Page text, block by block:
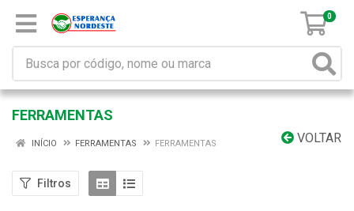
0
FERRAMENTAS
VOLTAR
INÍCIO FERRAMENTAS FERRAMENTAS
Filtros